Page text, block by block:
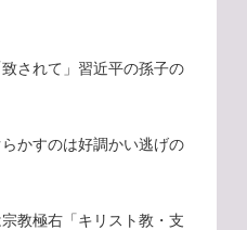
されて」習近平の孫子の
らかすのは好調かい逃げの
教極右「キリスト教・支